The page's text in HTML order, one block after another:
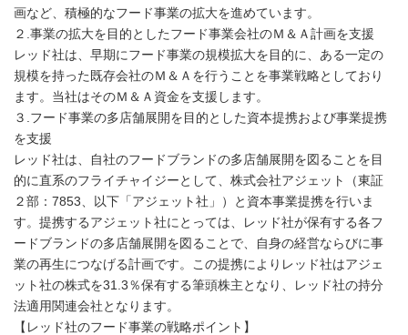
画など、積極的なフード事業の拡大を進めています。
２.事業の拡大を目的としたフード事業会社のＭ＆Ａ計画を支援
レッド社は、早期にフード事業の規模拡大を目的に、ある一定の
規模を持った既存会社のＭ＆Ａを行うことを事業戦略としており
ます。当社はそのＭ＆Ａ資金を支援します。
３.フード事業の多店舗展開を目的とした資本提携および事業提携
を支援
レッド社は、自社のフードブランドの多店舗展開を図ることを目
的に直系のフライチャイジーとして、株式会社アジェット（東証
２部：7853、以下「アジェット社」）と資本事業提携を行いま
す。提携するアジェット社にとっては、レッド社が保有する各フ
ードブランドの多店舗展開を図ることで、自身の経営ならびに事
業の再生につなげる計画です。この提携によりレッド社はアジェ
ット社の株式を31.3％保有する筆頭株主となり、レッド社の持分
法適用関連会社となります。
【レッド社のフード事業の戦略ポイント】